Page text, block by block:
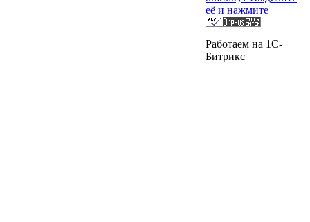
её и нажмите
Работаем на 1C-
Битрикс